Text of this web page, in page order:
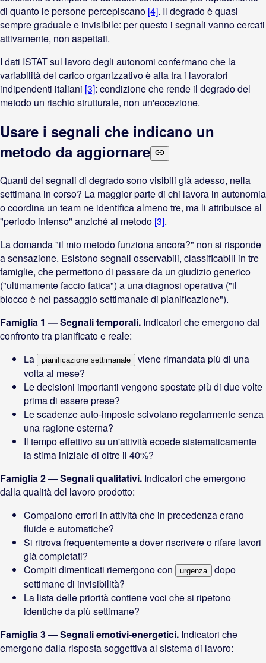
di quanto le persone percepiscano [4]. Il degrado è quasi
sempre graduale e invisibile: per questo i segnali vanno cercati
attivamente, non aspettati.
I dati ISTAT sul lavoro degli autonomi confermano che la
variabilità del carico organizzativo è alta tra i lavoratori
indipendenti italiani [3]: condizione che rende il degrado del
metodo un rischio strutturale, non un'eccezione.
Usare i segnali che indicano un
metodo da aggiornare
Quanti dei segnali di degrado sono visibili già adesso, nella
settimana in corso? La maggior parte di chi lavora in autonomia
o coordina un team ne identifica almeno tre, ma li attribuisce al
"periodo intenso" anziché al metodo [3].
La domanda "il mio metodo funziona ancora?" non si risponde
a sensazione. Esistono segnali osservabili, classificabili in tre
famiglie, che permettono di passare da un giudizio generico
("ultimamente faccio fatica") a una diagnosi operativa ("il
blocco è nel passaggio settimanale di pianificazione").
Famiglia 1 — Segnali temporali. Indicatori che emergono dal
confronto tra pianificato e reale:
La
pianificazione settimanale
viene rimandata più di una
volta al mese?
Le decisioni importanti vengono spostate più di due volte
prima di essere prese?
Le scadenze auto-imposte scivolano regolarmente senza
una ragione esterna?
Il tempo effettivo su un'attività eccede sistematicamente
la stima iniziale di oltre il 40%?
Famiglia 2 — Segnali qualitativi. Indicatori che emergono
dalla qualità del lavoro prodotto:
Compaiono errori in attività che in precedenza erano
fluide e automatiche?
Si ritrova frequentemente a dover riscrivere o rifare lavori
già completati?
Compiti dimenticati riemergono con
urgenza
dopo
settimane di invisibilità?
La lista delle priorità contiene voci che si ripetono
identiche da più settimane?
Famiglia 3 — Segnali emotivi-energetici. Indicatori che
emergono dalla risposta soggettiva al sistema di lavoro: